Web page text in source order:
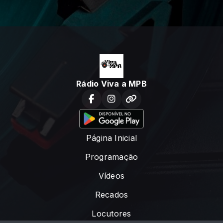
Rádio Viva a MPB
Página Inicial
Programação
Vídeos
Recados
Locutores